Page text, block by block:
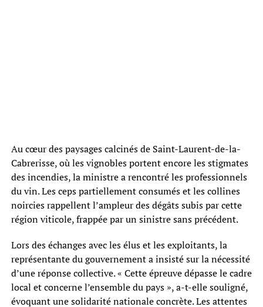
Au cœur des paysages calcinés de Saint-Laurent-de-la-
Cabrerisse, où les vignobles portent encore les stigmates
des incendies, la ministre a rencontré les professionnels
du vin. Les ceps partiellement consumés et les collines
noircies rappellent l’ampleur des dégâts subis par cette
région viticole, frappée par un sinistre sans précédent.
Lors des échanges avec les élus et les exploitants, la
représentante du gouvernement a insisté sur la nécessité
d’une réponse collective. « Cette épreuve dépasse le cadre
local et concerne l’ensemble du pays », a-t-elle souligné,
évoquant une solidarité nationale concrète. Les attentes